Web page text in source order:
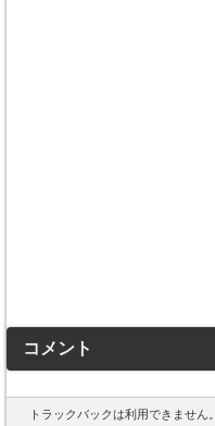
コメント
トラックバックは利用できません。